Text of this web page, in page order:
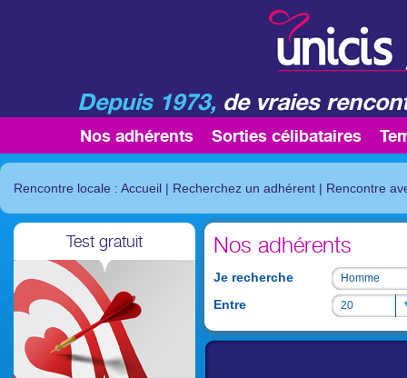
Depuis 1973, de vraies
Nos adhérents Sorties célibataires
Rencontre locale : Accueil | Recherchez un adhérent | Rencontre
Test gratuit Nos adhérents
Je recherche Homme
Homme
Entre 20
20